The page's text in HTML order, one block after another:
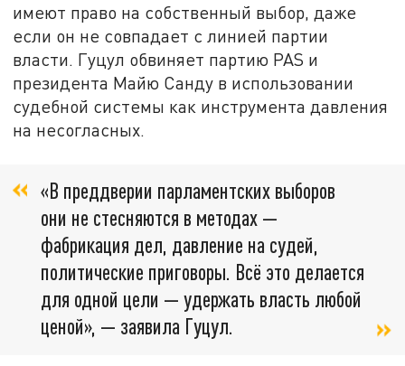
имеют право на собственный выбор, даже
если он не совпадает с линией партии
власти. Гуцул обвиняет партию PAS и
президента Майю Санду в использовании
судебной системы как инструмента давления
на несогласных.
«В преддверии парламентских выборов
они не стесняются в методах —
фабрикация дел, давление на судей,
политические приговоры. Всё это делается
для одной цели — удержать власть любой
ценой», — заявила Гуцул.